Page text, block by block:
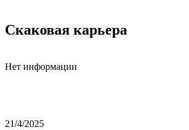
Скаковая карьера
Нет информации
21/4/2025